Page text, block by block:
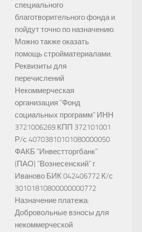
специального
благотворительного фонда и
пойдут точно по назначению.
Можно также оказать
помощь стройматериалами.
Реквизиты для
перечислений
Некоммерческая
организация "Фонд
социальных программ" ИНН
3721006269 КПП 372101001
Р/с 40703810101080000050
ФАКБ "Инвестторгбанк"
(ПАО) "Вознесенский" г.
Иваново БИК 042406772 К/с
30101810800000000772
Назначение платежа:
Добровольные взносы для
некоммерческой